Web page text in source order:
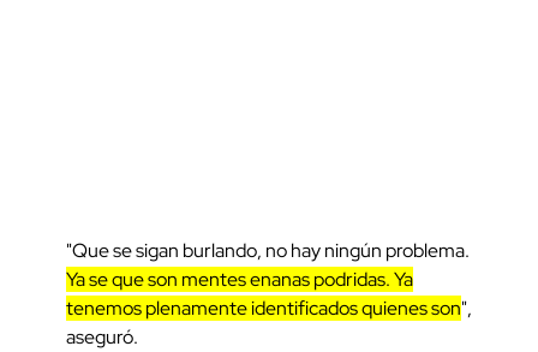
"Que se sigan burlando, no hay ningún problema.
Ya se que son mentes enanas podridas. Ya
tenemos plenamente identificados quienes son",
aseguró.